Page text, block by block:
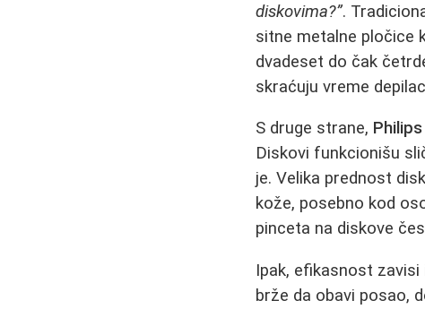
diskovima?”.
sitne metalne pločice
dvadeset do čak
skraćuju vreme
S druge strane,
Diskovi funkcionišu
je. Velika prednost
kože, posebno kod
pinceta na diskove
Ipak, efikasnost
brže da obavi posao,